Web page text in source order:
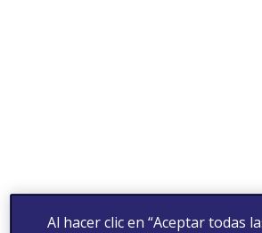
Al hacer clic en “Aceptar todas